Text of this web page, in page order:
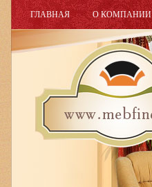
ГЛАВНАЯ О КОМПАНИИ